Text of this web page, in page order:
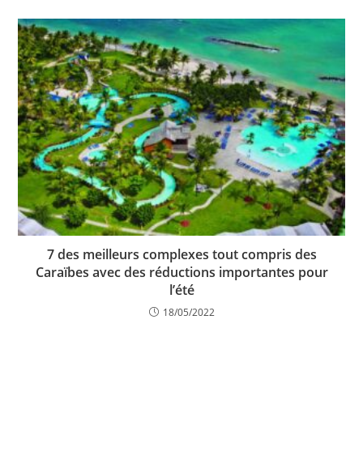
7 des meilleurs complexes tout compris des
Caraïbes avec des réductions importantes pour
l’été
18/05/2022